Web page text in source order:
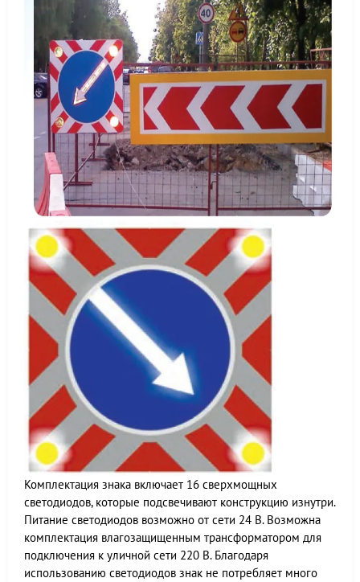
Комплектация знака включает 16 сверхмощных
светодиодов, которые подсвечивают конструкцию изнутри.
Питание светодиодов возможно от сети 24 В. Возможна
комплектация влагозащищенным трансформатором для
подключения к уличной сети 220 В. Благодаря
использованию светодиодов знак не потребляет много